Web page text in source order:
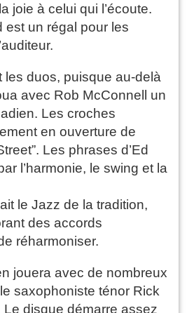
joie à celui qui l’écoute.
est un régal pour les
les duos, puisque au-delà
avec Rob McConnell un
Les croches
en ouverture de
Les phrases d’Ed
l’harmonie, le swing et la
le Jazz de la tradition,
des accords
réharmoniser.
jouera avec de nombreux
saxophoniste ténor Rick
disque démarre assez